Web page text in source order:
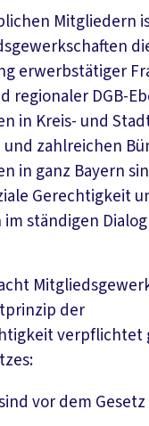
Mitgliedern
erwerbstätiger
regionaler DGB-
in Kreis- und
und zahlreichen
in ganz Bayern
Gerechtigkeit
ständigen
der
verpflichtet
vor dem